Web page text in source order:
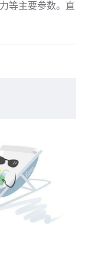
等主要参数。直